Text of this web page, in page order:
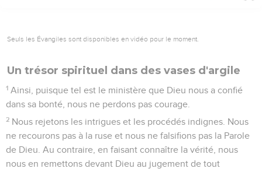
Seuls les Évangiles sont disponibles en vidéo pour le moment.
Un trésor spirituel dans des vases d'argile
1 Ainsi, puisque tel est le ministère que Dieu nous a confié
dans sa bonté, nous ne perdons pas courage.
2 Nous rejetons les intrigues et les procédés indignes. Nous
ne recourons pas à la ruse et nous ne falsifions pas la Parole
de Dieu. Au contraire, en faisant connaître la vérité, nous
nous en remettons devant Dieu au jugement de tout